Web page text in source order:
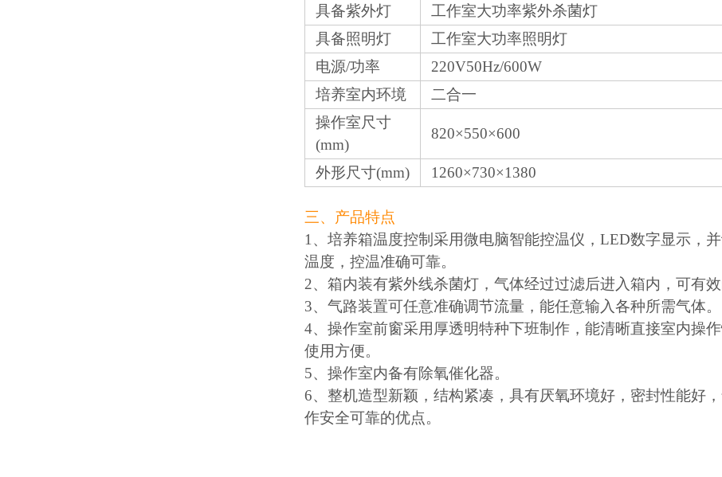
具备紫外灯
工作室大功率紫外杀菌灯
具备照明灯
工作室大功率照明灯
电源/功率
220V50Hz/600W
培养室内环境
二合一
操作室尺寸
(mm)
820×550×600
外形尺寸(mm) 1260×730×1380
三、产品特点
1、培养箱温度控制采用微电脑智能控温仪，LED数字显示，
温度，控温准确可靠。
2、箱内装有紫外线杀菌灯，气体经过过滤后进入箱内，可有效
3、气路装置可任意准确调节流量，能任意输入各种所需气体。
4、操作室前窗采用厚透明特种下班制作，能清晰直接室内操
使用方便。
5、操作室内备有除氧催化器。
6、整机造型新颖，结构紧凑，具有厌氧环境好，密封性能好
作安全可靠的优点。